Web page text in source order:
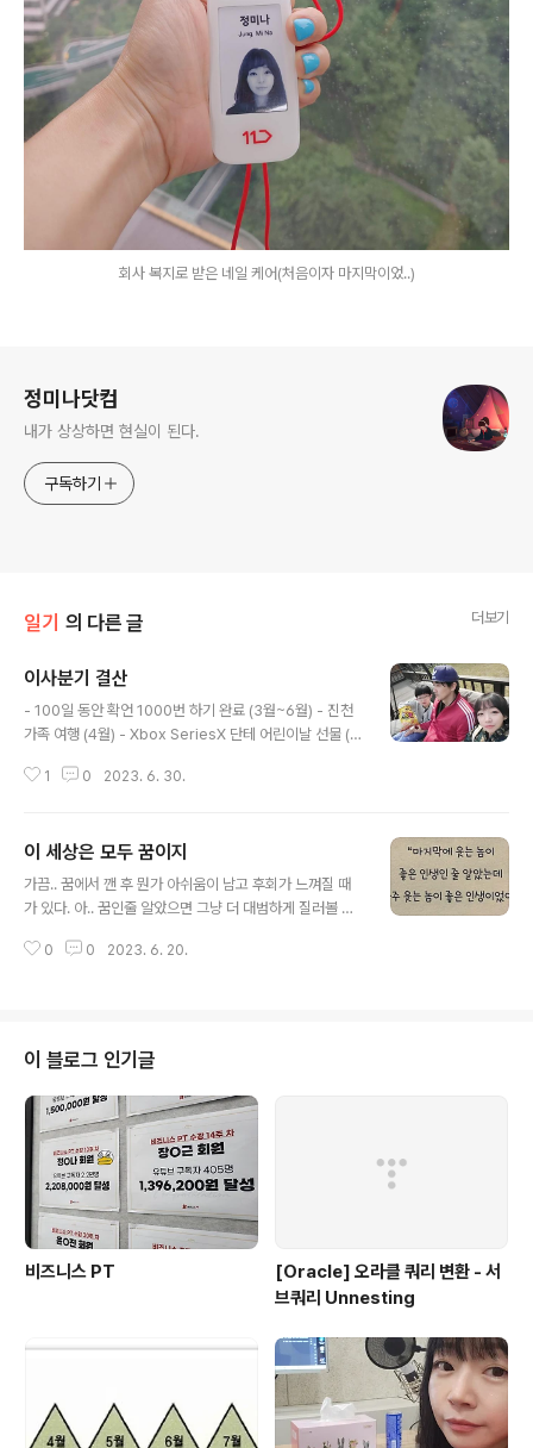
회사 복지로 받은 네일 케어(처음이자 마지막이었..)
정미나닷컴
내가 상상하면 현실이 된다.
구독하기
일기 의 다른 글 더보기
이사분기 결산
- 100일 동안 확언 1000번 하기 완료 (3월~6월) - 진천
가족 여행 (4월) - Xbox SeriesX 단테 어린이날 선물 (5
개수업 참여 (5월) - 나이스 평가 정보 출강 (5월) - 종합소
의 계약 (6월) - LG 스탠바이미 두리 생일 선물 (6월) - Y
ouTube 영상 9개 업로드 - 독서 (1권 완료, 4권 읽는 중)
- 매주 자전거
1 0 2023. 6. 30.
이 세상은 모두 꿈이지
가끔.. 꿈에서 깬 후 뭔가 아쉬움이 남고 후회가 느껴질 때
가 있다. 아.. 꿈인줄 알았으면 그냥 더 대범하게 질러볼 걸..
고 한다. 그러므로 우리는 좀 더 대범해져도 좋다.
0 0 2023. 6. 20.
이 블로그 인기글
비즈니스 PT
[Oracle] 오라클 쿼리 변환 - 서
브쿼리 Unnesting